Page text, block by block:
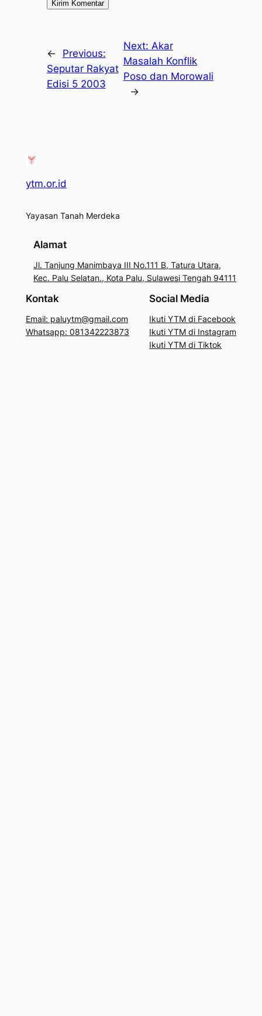
←
Previous:
Seputar Rakyat
Edisi 5 2003
Next: Akar
Masalah Konflik
Poso dan Morowali
→
ytm.or.id
Yayasan Tanah Merdeka
Alamat
Jl. Tanjung Manimbaya III No.111 B, Tatura Utara,
Kec. Palu Selatan., Kota Palu, Sulawesi Tengah 94111
Kontak
Email: paluytm@gmail.com
Whatsapp: 081342223873
Social Media
Ikuti YTM di Facebook
Ikuti YTM di Instagram
Ikuti YTM di Tiktok